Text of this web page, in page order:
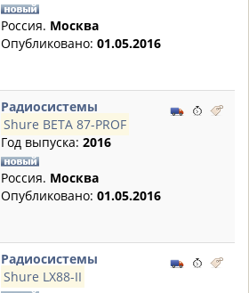
Россия. Москва
Опубликовано: 01.05.2016
Радиосистемы
Shure BETA 87-PROF
Год выпуска: 2016
Россия. Москва
Опубликовано: 01.05.2016
Радиосистемы
Shure LX88-II